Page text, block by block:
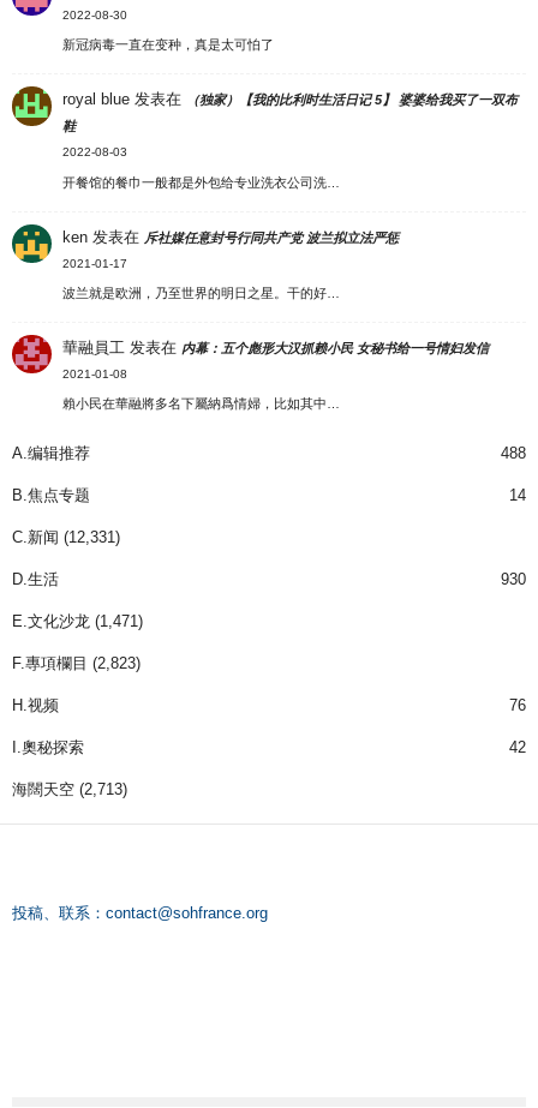
2022-08-30
新冠病毒一直在变种，真是太可怕了
royal blue 发表在
（独家）【我的比利时生活日记 5】 婆婆给我买了一双布
鞋
2022-08-03
开餐馆的餐巾一般都是外包给专业洗衣公司洗…
ken 发表在 斥社媒任意封号行同共产党 波兰拟立法严惩
2021-01-17
波兰就是欧洲，乃至世界的明日之星。干的好…
華融員工 发表在 内幕：五个彪形大汉抓赖小民 女秘书给一号情妇发信
2021-01-08
賴小民在華融將多名下屬納爲情婦，比如其中…
A.编辑推荐 488
B.焦点专题 14
C.新闻 (12,331)
D.生活 930
E.文化沙龙 (1,471)
F.專項欄目 (2,823)
H.视频 76
I.奧秘探索 42
海闊天空 (2,713)
投稿、联系： contact@sohfrance.org